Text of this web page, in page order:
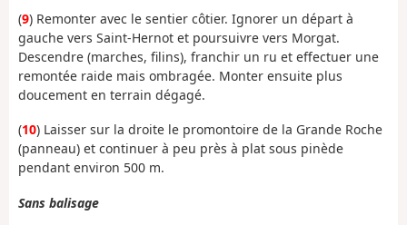
(9) Remonter avec le sentier côtier. Ignorer un départ à
gauche vers Saint-Hernot et poursuivre vers Morgat.
Descendre (marches, filins), franchir un ru et effectuer une
remontée raide mais ombragée. Monter ensuite plus
doucement en terrain dégagé.
(10) Laisser sur la droite le promontoire de la Grande Roche
(panneau) et continuer à peu près à plat sous pinède
pendant environ 500 m.
Sans balisage